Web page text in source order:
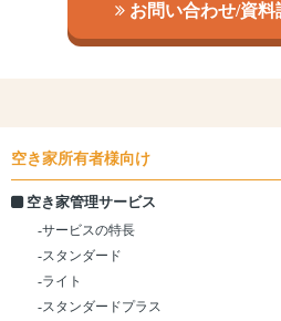
お問い合わせ/資料
空き家所有者様向け
空き家管理サービス
-サービスの特長
-スタンダード
-ライト
-スタンダードプラス